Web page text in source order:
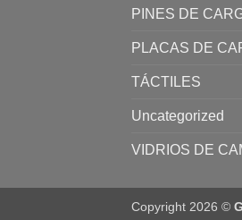
PINES DE
PLACAS DE
TÁCTILES
Uncategorized
VIDRIOS DE
Copyright 2026 ©